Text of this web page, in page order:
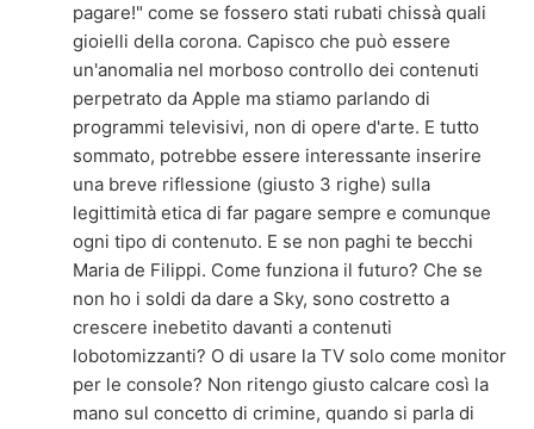
pagare!" come se fossero stati rubati chissà quali
gioielli della corona. Capisco che può essere
un'anomalia nel morboso controllo dei contenuti
perpetrato da Apple ma stiamo parlando di
programmi televisivi, non di opere d'arte. E tutto
sommato, potrebbe essere interessante inserire
una breve riflessione (giusto 3 righe) sulla
legittimità etica di far pagare sempre e comunque
ogni tipo di contenuto. E se non paghi te becchi
Maria de Filippi. Come funziona il futuro? Che se
non ho i soldi da dare a Sky, sono costretto a
crescere inebetito davanti a contenuti
lobotomizzanti? O di usare la TV solo come monitor
per le console? Non ritengo giusto calcare così la
mano sul concetto di crimine, quando si parla di